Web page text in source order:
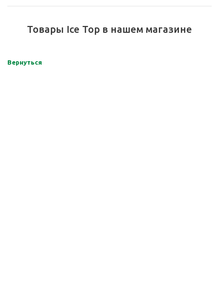
Товары Ice Top в нашем магазине
Вернуться